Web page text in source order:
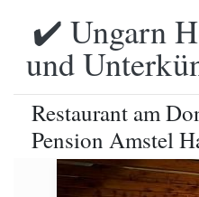
✔️ Ungarn
und
Restaurant am
Pension Amstel